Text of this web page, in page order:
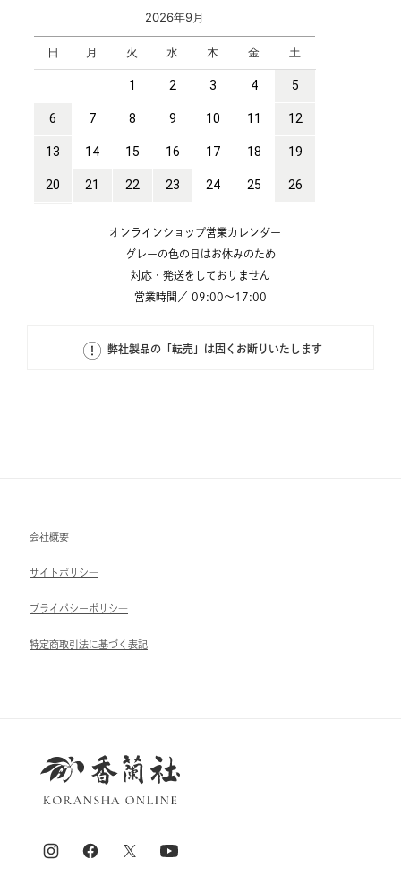
オンラインショップ営業カレンダー
グレーの色の日はお休みのため
対応・発送をしておりません
営業時間／ 09:00～17:00
弊社製品の「転売」は固くお断りいたします
会社概要
サイトポリシ―
ブライパシーポリシ―
特定商取引法に基づく表記